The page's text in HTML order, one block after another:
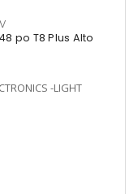
po T8 Plus Alto
-LIGHT